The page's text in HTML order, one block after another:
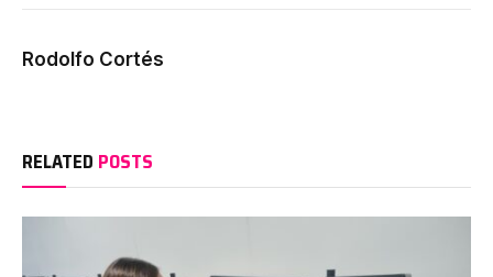
Rodolfo Cortés
RELATED POSTS